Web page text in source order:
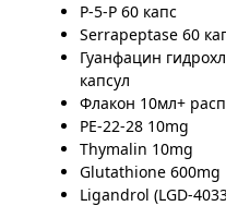
P-5-P 60 капс
Serrapeptase 60
Гуанфацин
капсул
Флакон 10мл+
PE-22-28 10mg
Thymalin 10mg
Glutathione 600mg
Ligandrol (LGD-